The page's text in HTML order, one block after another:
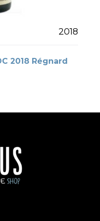
2018
2018 Régnard